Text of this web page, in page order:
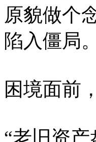
原貌做个
陷入僵局。
困境面前
“老旧资